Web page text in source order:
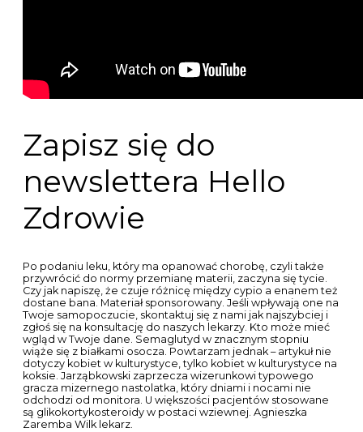
Zapisz się do
newslettera Hello
Zdrowie
Po podaniu leku, który ma opanować chorobę, czyli także
przywrócić do normy przemianę materii, zaczyna się tycie.
Czy jak napiszę, że czuje różnicę między cypio a enanem też
dostane bana. Materiał sponsorowany. Jeśli wpływają one na
Twoje samopoczucie, skontaktuj się z nami jak najszybciej i
zgłoś się na konsultację do naszych lekarzy. Kto może mieć
wgląd w Twoje dane. Semaglutyd w znacznym stopniu
wiąże się z białkami osocza. Powtarzam jednak – artykuł nie
dotyczy kobiet w kulturystyce, tylko kobiet w kulturystyce na
koksie. Jarząbkowski zaprzecza wizerunkowi typowego
gracza mizernego nastolatka, który dniami i nocami nie
odchodzi od monitora. U większości pacjentów stosowane
są glikokortykosteroidy w postaci wziewnej. Agnieszka
Zaremba Wilk lekarz.